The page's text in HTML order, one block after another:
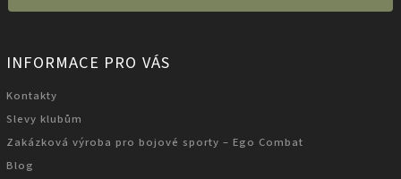
INFORMACE PRO VÁS
Kontakty
Slevy klubům
Zakázková výroba pro bojové sporty – Ego Combat
Blog